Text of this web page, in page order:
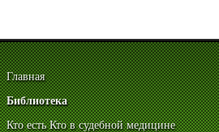
Главная
Библиотека
Кто есть Кто в судебной медицине